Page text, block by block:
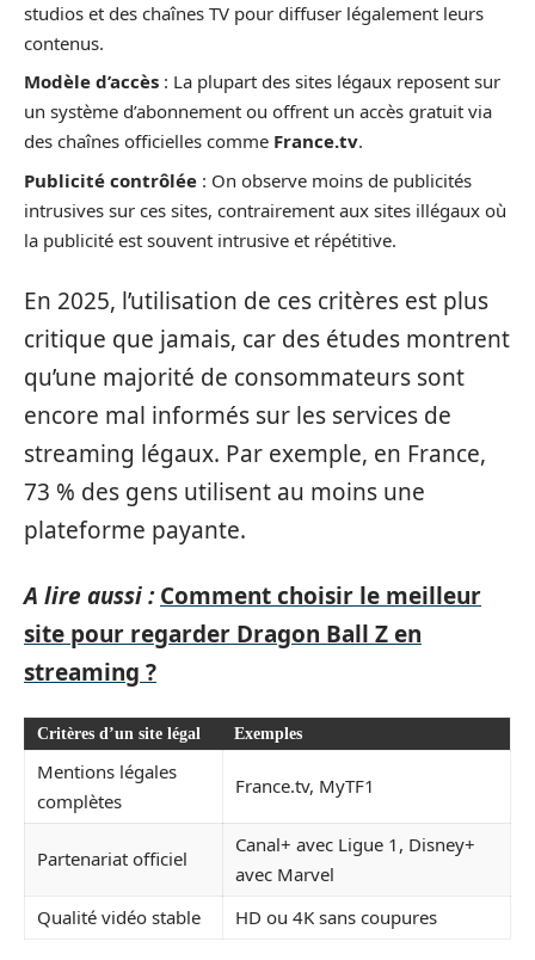
studios et des chaînes TV pour diffuser légalement leurs
contenus.
Modèle d’accès : La plupart des sites légaux reposent sur
un système d’abonnement ou offrent un accès gratuit via
des chaînes officielles comme France.tv.
Publicité contrôlée : On observe moins de publicités
intrusives sur ces sites, contrairement aux sites illégaux où
la publicité est souvent intrusive et répétitive.
En 2025, l’utilisation de ces critères est plus
critique que jamais, car des études montrent
qu’une majorité de consommateurs sont
encore mal informés sur les services de
streaming légaux. Par exemple, en France,
73 % des gens utilisent au moins une
plateforme payante.
A lire aussi : Comment choisir le meilleur
site pour regarder Dragon Ball Z en
streaming ?
Critères d’un site légal Exemples
Mentions légales
complètes
France.tv, MyTF1
Partenariat officiel
Canal+ avec Ligue 1, Disney+
avec Marvel
Qualité vidéo stable
HD ou 4K sans coupures